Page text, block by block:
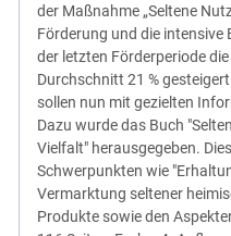
der Maßnahme „Seltene
Förderung und die intensive
der letzten Förderperiode
Durchschnitt 21 %
sollen nun mit gezielten
Dazu wurde das Buch
Vielfalt" herausgegeben.
Schwerpunkten wie
Vermarktung seltener
Produkte sowie den